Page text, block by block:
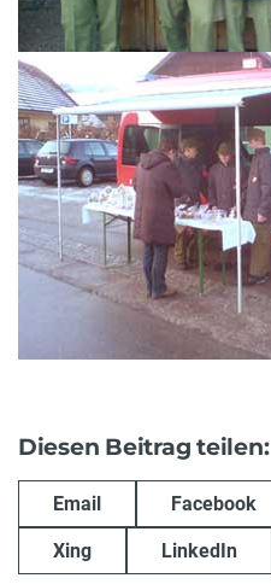
Diesen Beitrag teilen:
Email Facebook
Xing LinkedIn